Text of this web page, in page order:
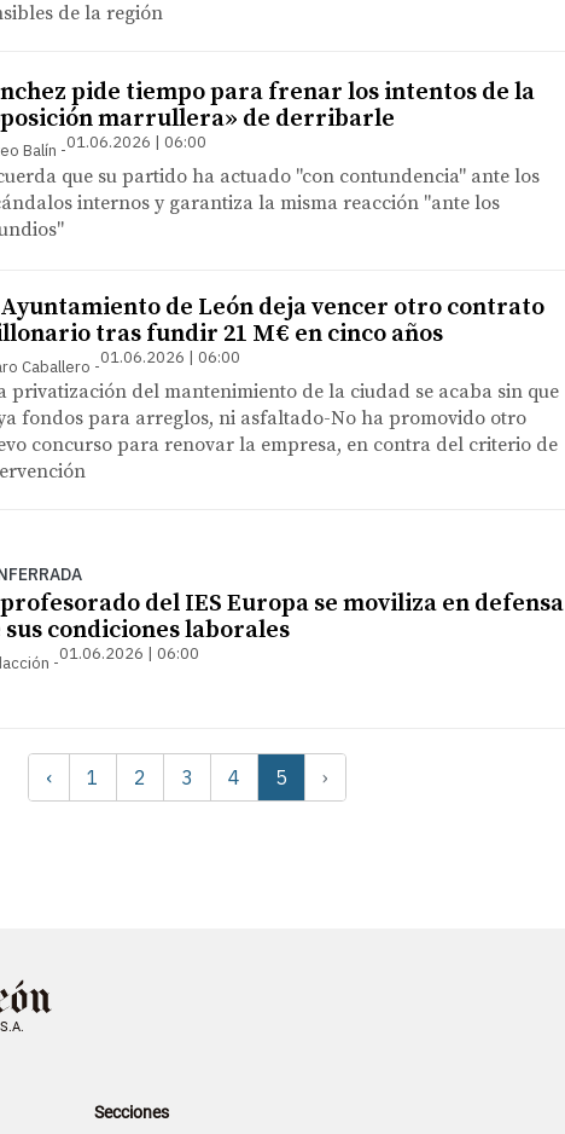
de la región
pide tiempo para frenar los intentos de la
marrullera» de derribarle
Balín 01.06.2026 | 06:00
que su partido ha actuado "con contundencia" ante los
internos y garantiza la misma reacción "ante los
de León deja vencer otro contrato
tras fundir 21 M€ en cinco años
Caballero 01.06.2026 | 06:00
privatización del mantenimiento de la ciudad se acaba sin que
fondos para arreglos, ni asfaltado-No ha promovido otro
concurso para renovar la empresa, en contra del criterio de
del IES Europa se moviliza en defensa
sus condiciones laborales
01.06.2026 | 06:00
‹ 1 2 3 4 5 ›
Secciones